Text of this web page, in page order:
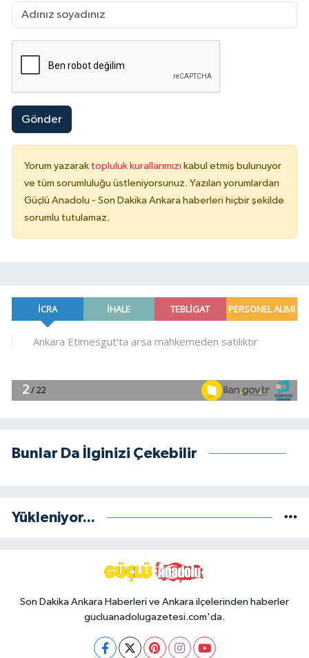
Gönder
Yorum yazarak topluluk kurallarımızı kabul etmiş bulunuyor
ve tüm sorumluluğu üstleniyorsunuz. Yazılan yorumlardan
Güçlü Anadolu - Son Dakika Ankara haberleri hiçbir şekilde
sorumlu tutulamaz.
Bunlar Da İlginizi Çekebilir
Yükleniyor...
Son Dakika Ankara Haberleri ve Ankara ilçelerinden haberler
gucluanadolugazetesi.com'da.